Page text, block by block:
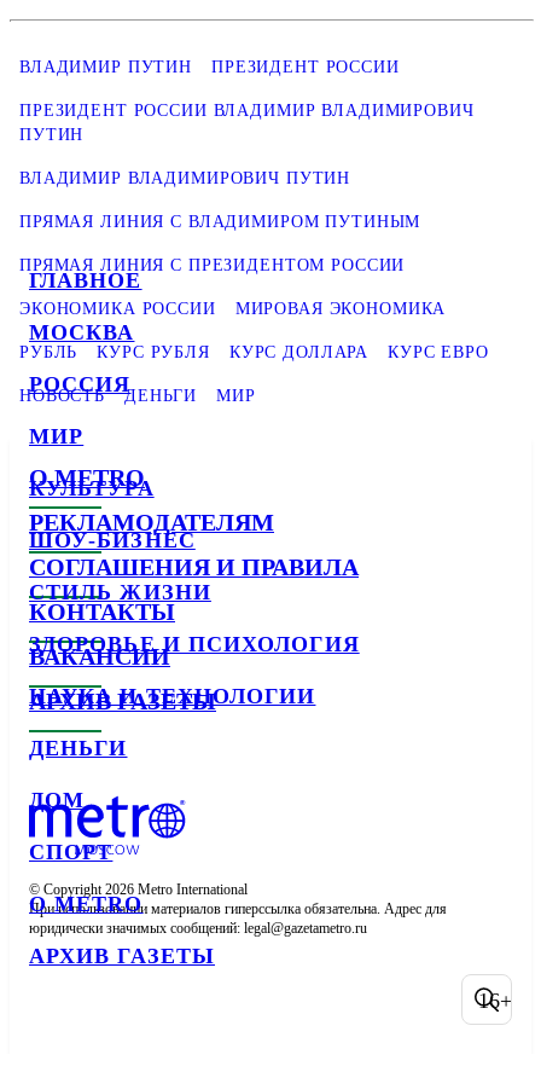
ГЛАВНОЕ
МОСКВА
РОССИЯ
МИР
КУЛЬТУРА
ШОУ-БИЗНЕС
СТИЛЬ ЖИЗНИ
ЗДОРОВЬЕ И ПСИХОЛОГИЯ
НАУКА И ТЕХНОЛОГИИ
ДЕНЬГИ
ДОМ
СПОРТ
О METRO
АРХИВ ГАЗЕТЫ
ВЛАДИМИР ПУТИН ПРЕЗИДЕНТ РОССИИ
ПРЕЗИДЕНТ РОССИИ ВЛАДИМИР ВЛАДИМИРОВИЧ
ПУТИН
ВЛАДИМИР ВЛАДИМИРОВИЧ ПУТИН
ПРЯМАЯ ЛИНИЯ С ВЛАДИМИРОМ ПУТИНЫМ
ПРЯМАЯ ЛИНИЯ С ПРЕЗИДЕНТОМ РОССИИ
ЭКОНОМИКА РОССИИ МИРОВАЯ ЭКОНОМИКА
РУБЛЬ КУРС РУБЛЯ КУРС ДОЛЛАРА КУРС ЕВРО
НОВОСТЬ ДЕНЬГИ МИР
О METRO
РЕКЛАМОДАТЕЛЯМ
СОГЛАШЕНИЯ И ПРАВИЛА
КОНТАКТЫ
ВАКАНСИИ
АРХИВ ГАЗЕТЫ
© Copyright 2026 Metro International
При использовании материалов гиперссылка обязательна. Адрес для
юридически значимых сообщений:
16+